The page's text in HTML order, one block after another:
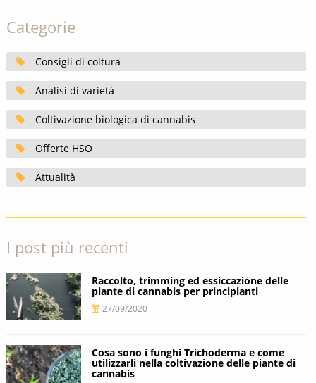
Categorie
Consigli di coltura
Analisi di varietà
Coltivazione biologica di cannabis
Offerte HSO
Attualità
I post più recenti
Raccolto, trimming ed essiccazione delle
piante di cannabis per principianti
27/09/2020
Cosa sono i funghi Trichoderma e come
utilizzarli nella coltivazione delle piante di
cannabis